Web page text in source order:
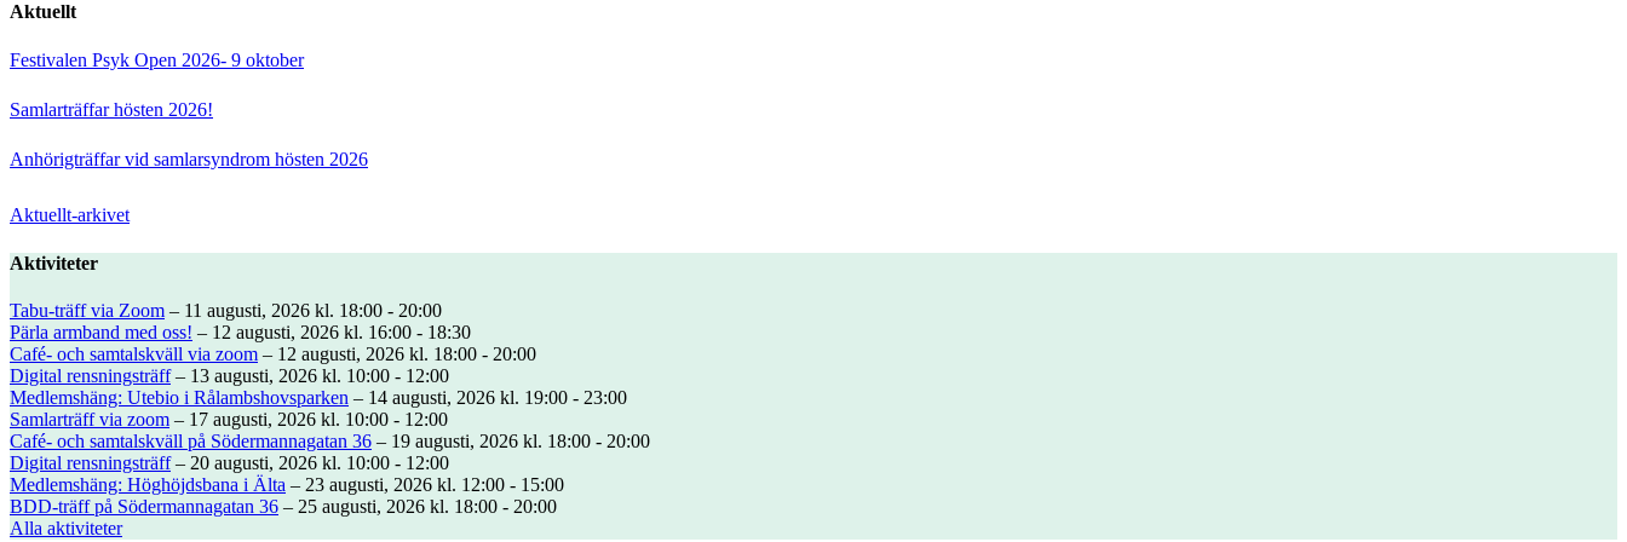
Aktuellt
Festivalen Psyk Open 2026- 9 oktober
Samlarträffar hösten 2026!
Anhörigträffar vid samlarsyndrom hösten 2026
Aktuellt-arkivet
Aktiviteter
Tabu-träff via Zoom – 11 augusti, 2026 kl. 18:00 - 20:00
Pärla armband med oss! – 12 augusti, 2026 kl. 16:00 - 18:30
Café- och samtalskväll via zoom – 12 augusti, 2026 kl. 18:00 - 20:00
Digital rensningsträff– 13 augusti, 2026 kl. 10:00 - 12:00
Medlemshäng: Utebio i Rålambshovsparken – 14 augusti, 2026 kl. 19:00 - 23:00
Samlarträff via zoom – 17 augusti, 2026 kl. 10:00 - 12:00
Café- och samtalskväll på Södermannagatan 36 – 19 augusti, 2026 kl. 18:00 - 20:00
Digital rensningsträff– 20 augusti, 2026 kl. 10:00 - 12:00
Medlemshäng: Höghöjdsbana i Älta – 23 augusti, 2026 kl. 12:00 - 15:00
BDD-träff på Södermannagatan 36 – 25 augusti, 2026 kl. 18:00 - 20:00
Alla aktiviteter